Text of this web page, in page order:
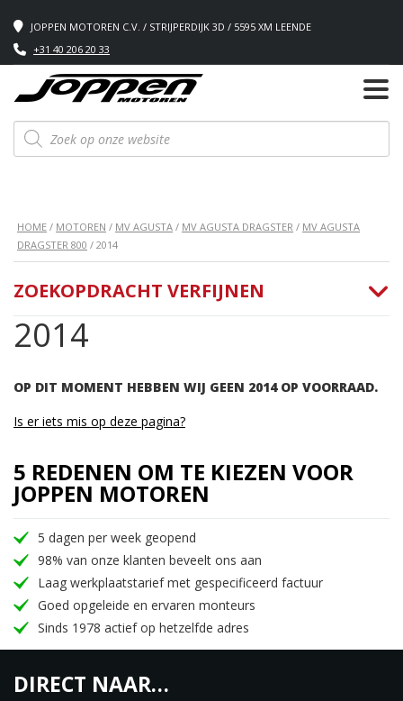
JOPPEN MOTOREN C.V. / STRIJPERDIJK 3D / 5595 XM LEENDE
+31 40 206 20 33
Producten
zoeken
HOME / MOTOREN / MV AGUSTA / MV AGUSTA DRAGSTER / MV AGUSTA
DRAGSTER 800 / 2014
2014
OP DIT MOMENT HEBBEN WIJ GEEN 2014 OP VOORRAAD.
ZOEKOPDRACHT VERFIJNEN
Is er iets mis op deze pagina?
5 REDENEN OM TE KIEZEN VOOR
JOPPEN MOTOREN
5 dagen per week geopend
98% van onze klanten beveelt ons aan
Laag werkplaatstarief met gespecificeerd factuur
Goed opgeleide en ervaren monteurs
Sinds 1978 actief op hetzelfde adres
DIRECT NAAR…